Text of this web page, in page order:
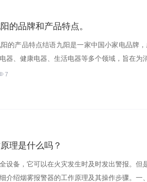
的品牌和产品特点。
的产品特点结语九阳是一家中国小家电品牌
器、健康电器、生活电器等多个领域，旨在为
7
理是什么吗？
设备，它可以在火灾发生时及时发出警报。但
介绍烟雾报警器的工作原理及其操作步骤。一